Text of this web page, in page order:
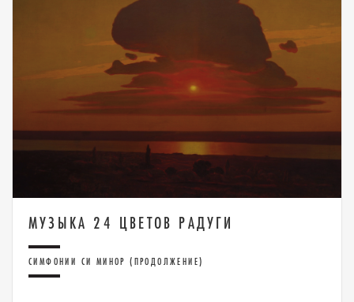
МУЗЫКА 24 ЦВЕТОВ РАДУГИ
СИМФОНИИ СИ МИНОР (ПРОДОЛЖЕНИЕ)